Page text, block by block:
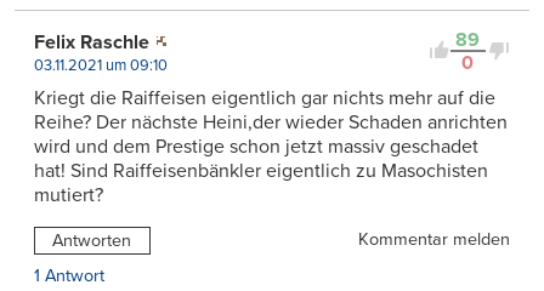
89
0
Felix Raschle
03.11.2021 um 09:10
Kriegt die Raiffeisen eigentlich gar nichts mehr auf die
Reihe? Der nächste Heini,der wieder Schaden anrichten
wird und dem Prestige schon jetzt massiv geschadet
hat! Sind Raiffeisenbänkler eigentlich zu Masochisten
mutiert?
Antworten
Kommentar melden
1 Antwort